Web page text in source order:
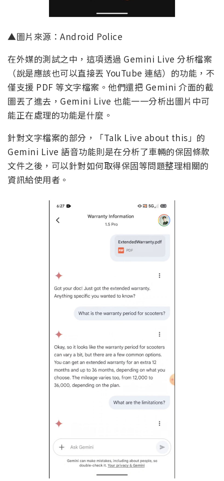
▲圖片來源：Android Police
在外媒的測試之中，這項透過 Gemini Live 分析檔案
（說是應該也可以直接丟 YouTube 連結）的功能，不
僅支援 PDF 等文字檔案。他們還把 Gemini 介面的截
圖丟了進去，Gemini Live 也能一一分析出圖片中可
能正在處理的功能是什麼。
針對文字檔案的部分，「Talk Live about this」的
Gemini Live 語音功能則是在分析了車輛的保固條款
文件之後，可以針對如何取得保固等問題整理相關的
資訊給使用者。